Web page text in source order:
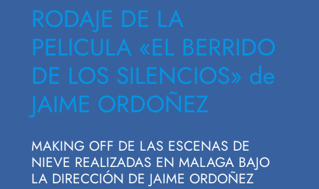
RODAJE DE LA
PELICULA «EL BERRIDO
DE LOS SILENCIOS» de
JAIME ORDOÑEZ
MAKING OFF DE LAS ESCENAS DE
NIEVE REALIZADAS EN MALAGA BAJO
LA DIRECCIÓN DE JAIME ORDOÑEZ